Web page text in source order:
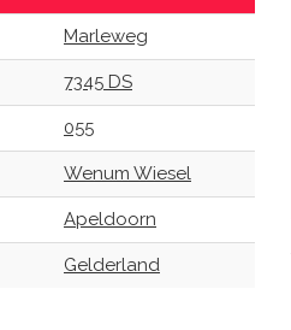
Marleweg
7345 DS
055
Wenum Wiesel
Apeldoorn
Gelderland